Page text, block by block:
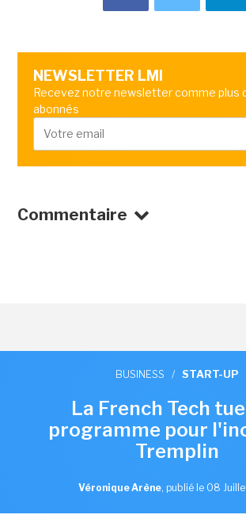
NEWSLETTER LMI
Recevez notre newsletter comme plus
abonnés
Commentaire
BUSINESS / START-UP
La French Tech
programme pour
Tremplin
Véronique Arène, publié le 08